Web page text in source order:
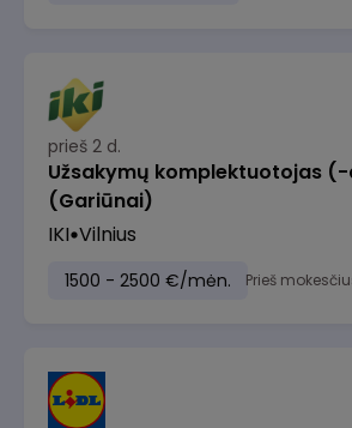
prieš 2 d.
Užsakymų komplektuotojas (-
(Gariūnai)
IKI Vilnius
1500 - 2500 €/mėn. Prieš